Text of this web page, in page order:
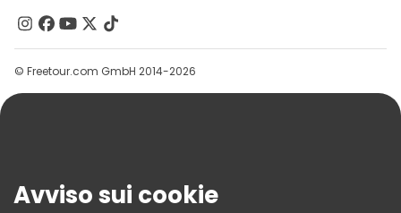
Contattaci
Gruppi
Aiuto
Termini E Condizioni
© Freetour.com GmbH 2014-2026
Avviso sui cookie